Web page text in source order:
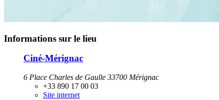
Informations sur le lieu
Ciné-Mérignac
6 Place Charles de Gaulle 33700 Mérignac
+33 890 17 00 03
Site internet